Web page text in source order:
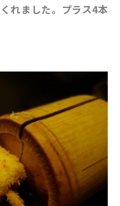
れました。プラス4本